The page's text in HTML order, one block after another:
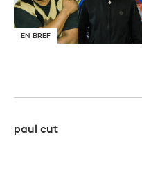
EN BREF
paul cut